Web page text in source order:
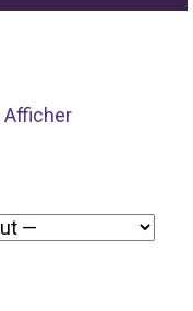
Afficher